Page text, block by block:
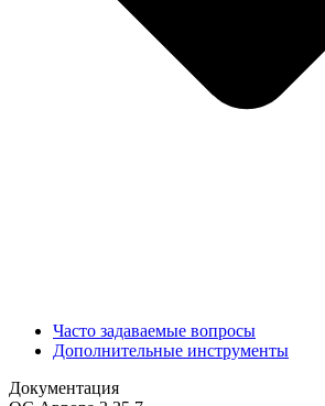
Часто задаваемые вопросы
Дополнительные инструменты
Документация